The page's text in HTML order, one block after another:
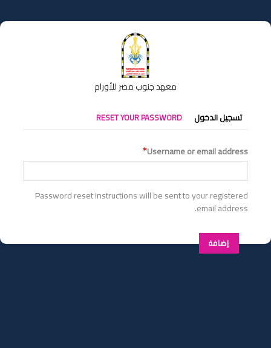
إلى
المحتوى
معهد جنوب مصر للأورام
التبويبات
الأساسية
تسجيل الدخول RESET YOUR PASSWORD
Username or email address
Password reset instructions will be sent to your registered
email address.